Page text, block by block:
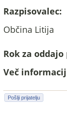
Razpisovalec:
Občina Litija
Rok za
Več
Pošlji prijatelju